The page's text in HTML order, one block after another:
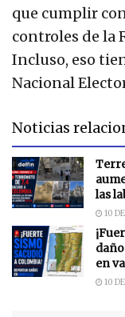
que cumplir
controles de la
Incluso, eso
Nacional
Noticias
las
10
en
10